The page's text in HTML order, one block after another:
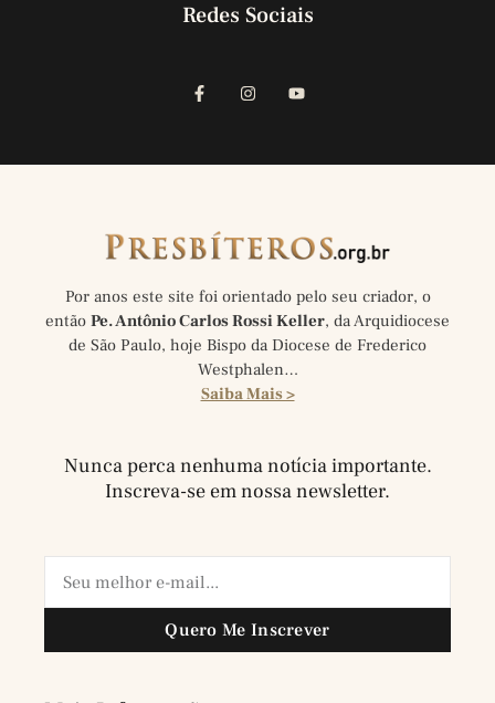
Redes Sociais
Por anos este site foi orientado pelo seu criador, o
então Pe. Antônio Carlos Rossi Keller, da Arquidiocese
de São Paulo, hoje Bispo da Diocese de Frederico
Westphalen…
Saiba Mais >
Nunca perca nenhuma notícia importante.
Inscreva-se em nossa newsletter.
Quero Me Inscrever